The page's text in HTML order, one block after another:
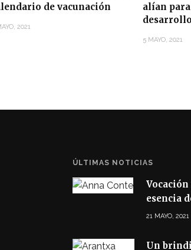
de vacunación
2021
alían
5 MAYO, 2021
ÚLTIMAS NOTICIAS
esencia
21 MAYO, 2021
Un